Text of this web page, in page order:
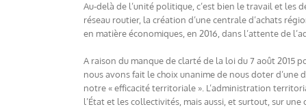
Au-delà de l’unité politique, c’est bien le travail et les
réseau routier, la création d’une centrale d’achats
en matière économiques, en 2016, dans l’attente de
A raison du manque de clarté de la loi du 7 août 2015
nous avons fait le choix unanime de nous doter
notre « efficacité territoriale ». L’administration
l’État et les collectivités, mais aussi, et surtout, sur